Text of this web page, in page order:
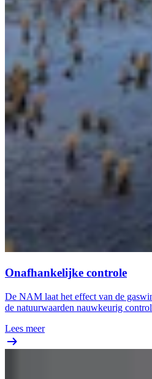
Onafhankelijke controle
De NAM laat het effect van de
de natuurwaarden nauwkeurig
Lees meer